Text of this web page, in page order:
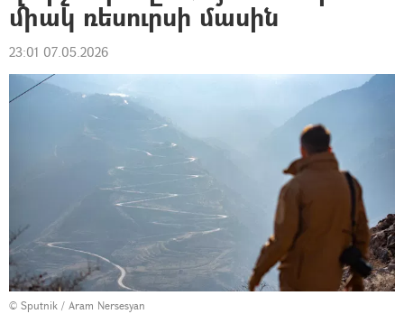
միակ ռեսուրսի մասին
23:01 07.05.2026
© Sputnik / Aram Nersesyan